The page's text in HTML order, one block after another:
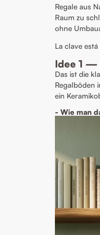
Regale aus
Raum zu
ohne
La clave
Idee 1 —
Das ist die
Regalböden
ein
- Wie man